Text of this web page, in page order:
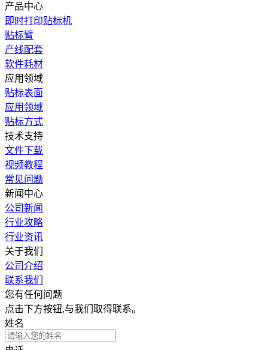
产品中心
即时打印贴标机
贴标臂
产线配套
软件耗材
应用领域
贴标表面
应用领域
贴标方式
技术支持
文件下载
视频教程
常见问题
新闻中心
公司新闻
行业攻略
行业资讯
关于我们
公司介绍
联系我们
您有任何问题
点击下方按钮,与我们取得联系。
姓名